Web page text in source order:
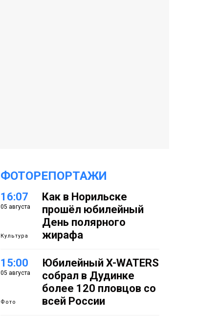
ФОТОРЕПОРТАЖИ
16:07
05 августа
Культура
Как в Норильске
прошёл юбилейный
День полярного
жирафа
15:00
05 августа
Фото
Юбилейный X-WATERS
собрал в Дудинке
более 120 пловцов со
всей России